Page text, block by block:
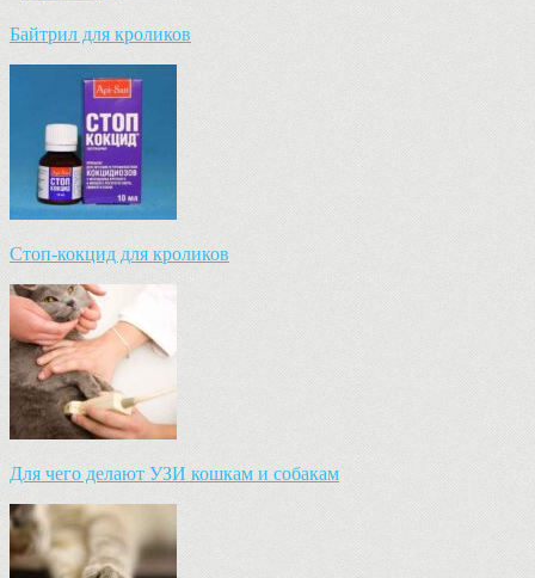
Байтрил для кроликов
Стоп-кокцид для кроликов
Для чего делают УЗИ кошкам и собакам